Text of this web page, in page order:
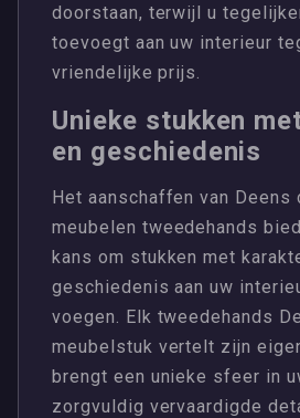
doorstaan, terwijl u
toevoegt aan uw interieur
vriendelijke prijs.
Unieke stukken
en geschiedenis
Het aanschaffen van Deens
meubelen tweedehands
kans om stukken met
geschiedenis aan uw
voegen. Elk tweedehands
meubelstuk vertelt zijn
brengt een unieke sfeer in
zorgvuldig vervaardigde